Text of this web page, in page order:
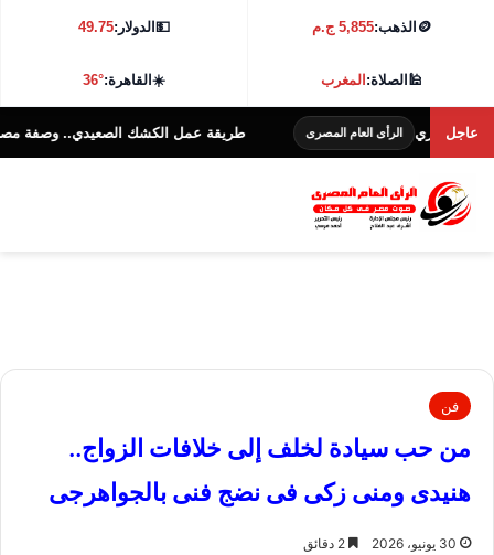
🪙 الذهب:5,855 ج.م 💵الدولار:49.75
🕌الصلاة:المغرب ☀️القاهرة:36°
عاجل
الرأى العام المصرى طريقة عمل الكشك الصعيدي.. وصفة مصرية
فن
من حب سيادة لخلف إلى خلافات الزواج..
هنيدى ومنى زكى فى نضج فنى بالجواهرجى
30 يونيو، 2026